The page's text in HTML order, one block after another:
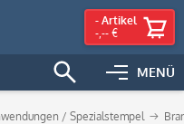
MENÜ
- Artikel
-,-- €
/ Spezialstempel